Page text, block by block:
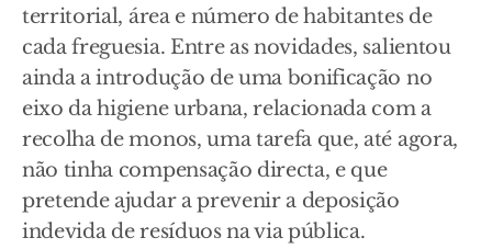
territorial, área e número de habitantes de
cada freguesia. Entre as novidades, salientou
ainda a introdução de uma bonificação no
eixo da higiene urbana, relacionada com a
recolha de monos, uma tarefa que, até agora,
não tinha compensação directa, e que
pretende ajudar a prevenir a deposição
indevida de resíduos na via pública.